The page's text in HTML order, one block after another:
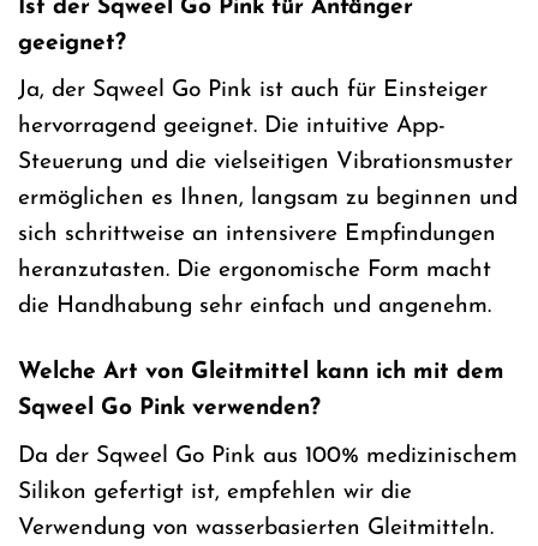
Ist der Sqweel Go Pink für Anfänger
geeignet?
Ja, der Sqweel Go Pink ist auch für Einsteiger
hervorragend geeignet. Die intuitive App-
Steuerung und die vielseitigen Vibrationsmuster
ermöglichen es Ihnen, langsam zu beginnen und
sich schrittweise an intensivere Empfindungen
heranzutasten. Die ergonomische Form macht
die Handhabung sehr einfach und angenehm.
Welche Art von Gleitmittel kann ich mit dem
Sqweel Go Pink verwenden?
Da der Sqweel Go Pink aus 100% medizinischem
Silikon gefertigt ist, empfehlen wir die
Verwendung von wasserbasierten Gleitmitteln.